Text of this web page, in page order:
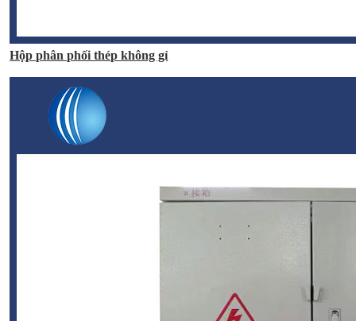
Hộp phân phối thép không gỉ